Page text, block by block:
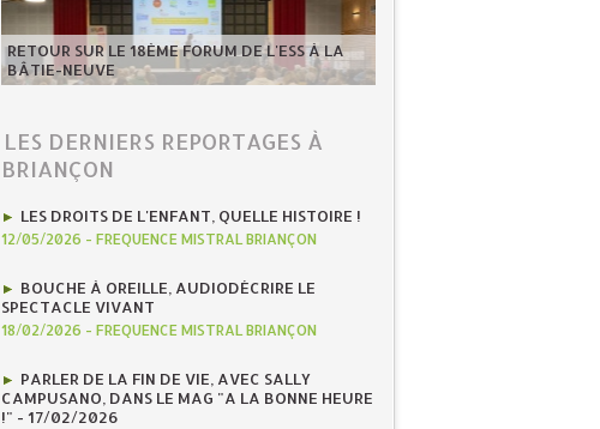
RETOUR SUR LE 18ÈME FORUM DE L'ESS À LA
BÂTIE-NEUVE
LES DERNIERS REPORTAGES À
BRIANÇON
LES DROITS DE L'ENFANT, QUELLE HISTOIRE !
12/05/2026 - FREQUENCE MISTRAL BRIANÇON
BOUCHE À OREILLE, AUDIODÉCRIRE LE
SPECTACLE VIVANT
18/02/2026 - FREQUENCE MISTRAL BRIANÇON
PARLER DE LA FIN DE VIE, AVEC SALLY
CAMPUSANO, DANS LE MAG "A LA BONNE HEURE
!" - 17/02/2026